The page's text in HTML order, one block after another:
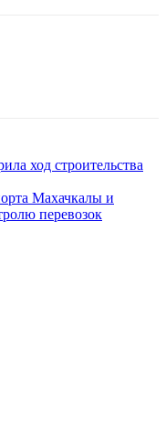
ход строительства
Махачкалы и
перевозок